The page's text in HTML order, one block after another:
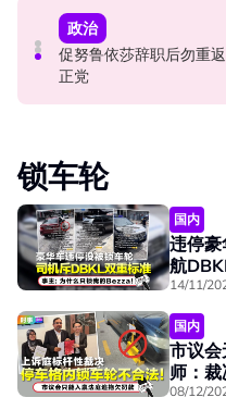
国际
政治
炮轰
政治
促努鲁依莎辞职后勿重返政坛 罗诗雅：给他人
正党
锁车轮
国内
违停豪
航
14/11/
国内
市议会
师：
08/12/